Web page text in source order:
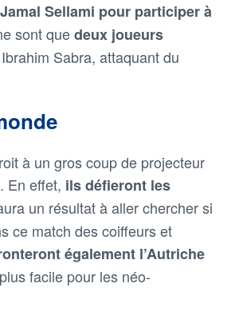
Sellami pour participer à
sont quedeux joueurs
Sabra, attaquant du
à un gros coup de projecteur
En effet, ils défieront les
un résultat à aller chercher si
ce match des coiffeurs et
également l’Autriche
facile pour les néo-